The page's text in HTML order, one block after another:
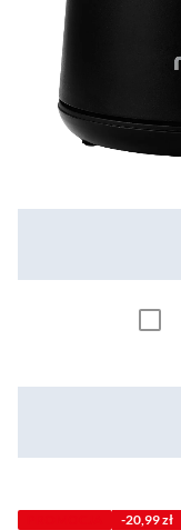
-20,99 zł